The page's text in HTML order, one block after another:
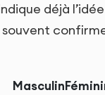
déjà
Masculin